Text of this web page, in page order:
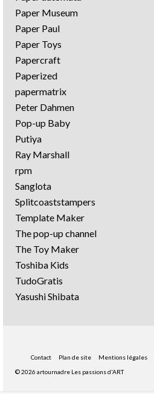
Paper Museum
Paper Paul
Paper Toys
Papercraft
Paperized
papermatrix
Peter Dahmen
Pop-up Baby
Putiya
Ray Marshall
rpm
Sanglota
Splitcoaststampers
Template Maker
The pop-up channel
The Toy Maker
Toshiba Kids
TudoGratis
Yasushi Shibata
Contact Plan de site Mentions légales
© 2026 artournadre Les passions d'ART